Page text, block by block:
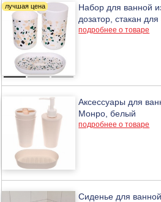
Набор для ванной
дозатор, стакан
подробнее о товаре
Аксессуары для
Монро, белый
подробнее о товаре
Сиденье для